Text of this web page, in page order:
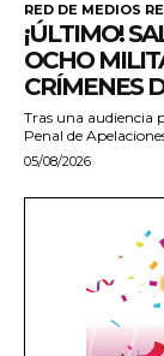
RED DE MEDIOS
¡ÚLTIMO!
OCHO
CRÍMENES
Tras una audiencia
Penal de
05/08/2026